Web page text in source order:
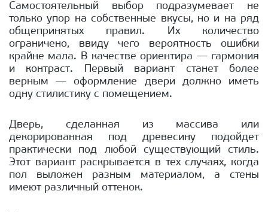
Самостоятельный выбор подразумевает не
только упор на собственные вкусы, но и на ряд
общепринятых правил. Их количество
ограничено, ввиду чего вероятность ошибки
крайне мала. В качестве ориентира — гармония
и контраст. Первый вариант станет более
верным — оформление двери должно иметь
одну стилистику с помещением.
Дверь, сделанная из массива или
декорированная под древесину подойдет
практически под любой существующий стиль.
Этот вариант раскрывается в тех случаях, когда
пол выложен разным материалом, а стены
имеют различный оттенок.